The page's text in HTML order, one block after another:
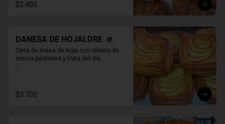
$2.400
DANESA DE HOJALDRE
Tarta de masa de hoja con relleno de
crema pastelera y fruta del día.
despacho*
** FOTO  REFERENCIAL
$3.700